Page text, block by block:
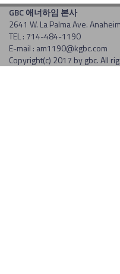
GBC 애너하임 본사
2641 W. La Palma Ave.
TEL : 714-484-1190
E-mail : am1190@kgbc.com
Copyright(c) 2017 by gbc. All